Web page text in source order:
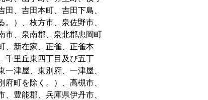
、吉田本町、吉田下島、
）、枚方市、泉佐野市、
市、泉南郡、泉北郡忠岡町
、新在家、正雀、正雀本
千里丘東四丁目及び五丁
一津屋、東別府、一津屋、
府町を除く。）、高槻市、
豊能郡、兵庫県伊丹市、